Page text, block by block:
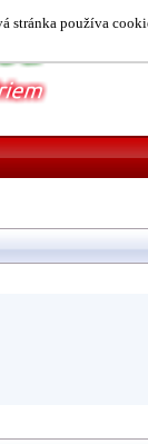
stránka používa